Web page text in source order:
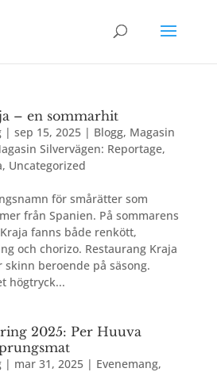
– en sommarhit
| sep 15, 2025| Blogg, Magasin
Silvervägen: Reportage,
, Uncategorized
för smårätter som
från Spanien. På sommarens
fanns både renkött,
och chorizo. Restaurang Kraja
skinn beroende på säsong.
högtryck...
2025: Per Huuva
| mar 31, 2025| Evenemang,